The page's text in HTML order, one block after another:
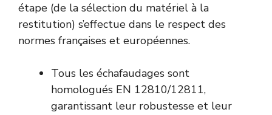
étape (de la sélection du matériel à la
restitution) s’effectue dans le respect des
normes françaises et européennes.
Tous les échafaudages sont
homologués EN 12810/12811,
garantissant leur robustesse et leur